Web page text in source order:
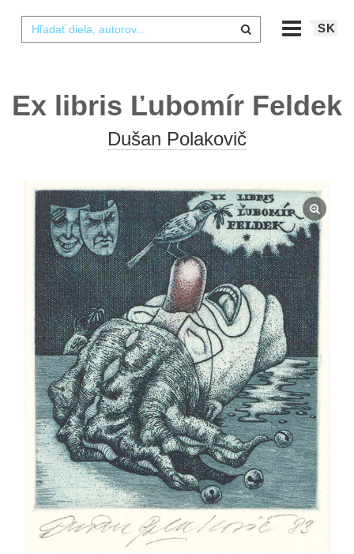
SK
Ex libris Ľubomír Feldek
Dušan Polakovič